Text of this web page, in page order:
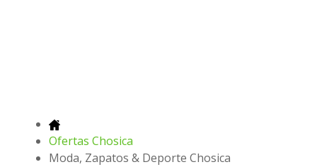
Ofertas Chosica
Moda, Zapatos & Deporte Chosica